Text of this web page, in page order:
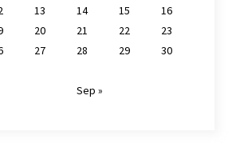
13 14 15
16
20 21 22
23
27 28 29
30
Sep »